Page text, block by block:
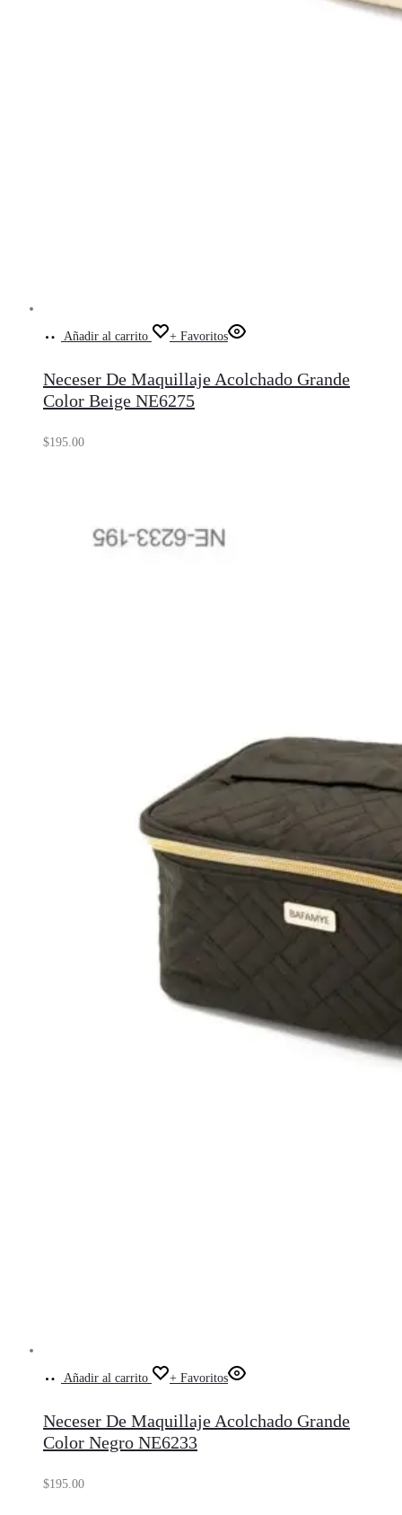
Añadir al carrito + Favoritos
Neceser De Maquillaje Acolchado Grande
Color Beige NE6275
$195.00
Añadir al carrito + Favoritos
Neceser De Maquillaje Acolchado Grande
Color Negro NE6233
$195.00